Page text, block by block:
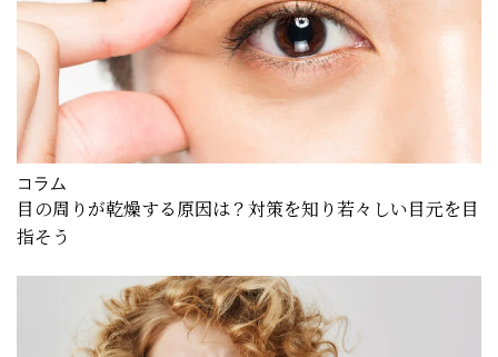
コラム
目の周りが乾燥する原因は？対策を知り若々しい目元を目
指そう